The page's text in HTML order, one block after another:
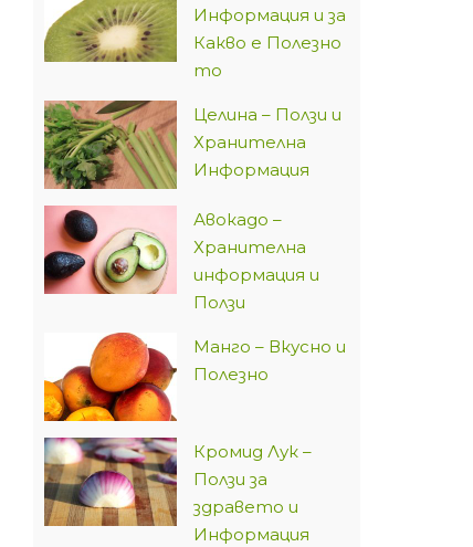
Информация и за
Какво е Полезно
то
Целина – Ползи и
Хранителна
Информация
Авокадо –
Хранителна
информация и
Ползи
Манго – Вкусно и
Полезно
Кромид Лук –
Ползи за
здравето и
Информация